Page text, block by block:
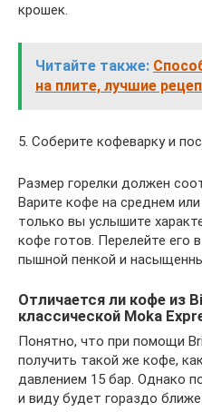
крошек.
Читайте также:
на плите, лучшие
5. Соберите кофеварку и
Размер горелки должен
Варите кофе на среднем
только вы услышите
кофе готов. Перелейте его
пышной пенкой и
Отличается ли кофе из
классической Moka
Понятно, что при помощи
получить такой же кофе,
давлением 15 бар. Однако
и виду будет гораздо